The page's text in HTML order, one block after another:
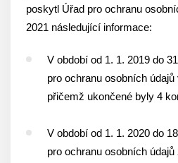
poskytl Úřad pro ochranu
2021 následující informace:
V období od 1. 1. 2019 do
pro ochranu osobních
přičemž ukončené byly 4
V období od 1. 1. 2020 do
pro ochranu osobních